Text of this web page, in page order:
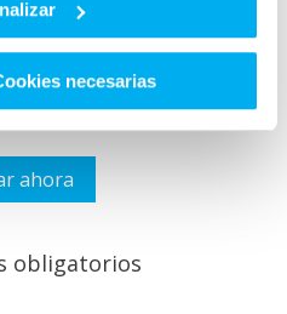
necesarias
me informe sobre sus
adaptarse a mis
interés.
obligatorios